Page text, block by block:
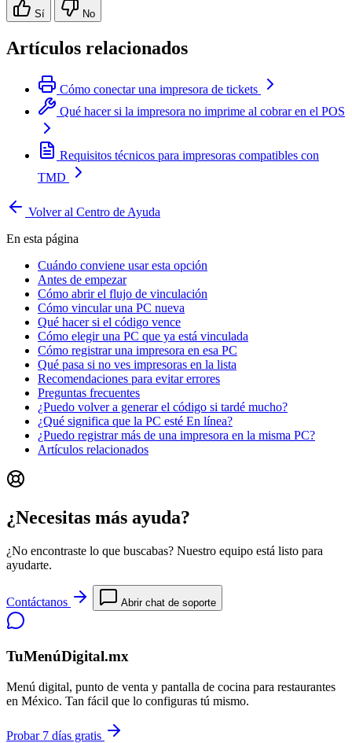
Sí No
Artículos relacionados
Cómo conectar una impresora de tickets
Qué hacer si la impresora no imprime al cobrar en el POS
Requisitos técnicos para impresoras compatibles con
TMD
Volver al Centro de Ayuda
En esta página
Cuándo conviene usar esta opción
Antes de empezar
Cómo abrir el flujo de vinculación
Cómo vincular una PC nueva
Qué hacer si el código vence
Cómo elegir una PC que ya está vinculada
Cómo registrar una impresora en esa PC
Qué pasa si no ves impresoras en la lista
Recomendaciones para evitar errores
Preguntas frecuentes
¿Puedo volver a generar el código si tardé mucho?
¿Qué significa que la PC esté En línea?
¿Puedo registrar más de una impresora en la misma PC?
Artículos relacionados
¿Necesitas más ayuda?
¿No encontraste lo que buscabas? Nuestro equipo está listo para
ayudarte.
Contáctanos Abrir chat de soporte
TuMenúDigital.mx
Menú digital, punto de venta y pantalla de cocina para restaurantes
en México. Tan fácil que lo configuras tú mismo.
Probar 7 días gratis